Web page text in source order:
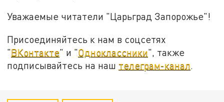
Уважаемые читатели "Царьград Запорожье"!
Присоединяйтесь к нам в соцсетях
"ВКонтакте" и "Одноклассники", также
подписывайтесь на наш телеграм-канал